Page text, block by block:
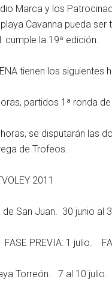
Marca y los
Cavanna pueda ser
cumple la 19ª edición.
tienen los siguientes
partidos 1ª ronda de
se disputarán las
de Trofeos.
2011
San Juan. 30 junio al
PREVIA: 1 julio.
Torreón. 7 al 10 julio.